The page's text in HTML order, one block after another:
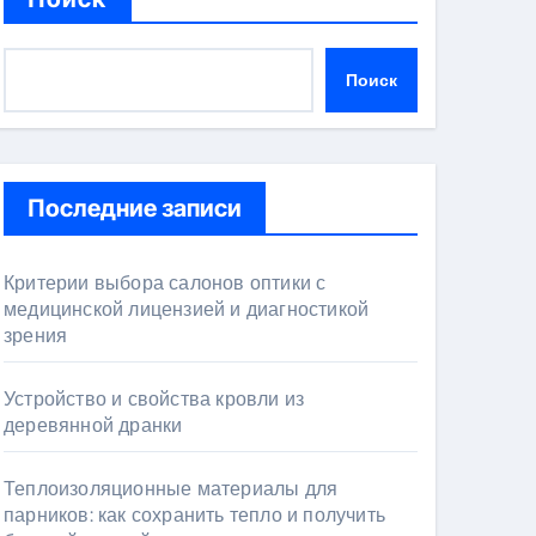
Поиск
Последние записи
Критерии выбора салонов оптики с
медицинской лицензией и диагностикой
зрения
Устройство и свойства кровли из
деревянной дранки
Теплоизоляционные материалы для
парников: как сохранить тепло и получить